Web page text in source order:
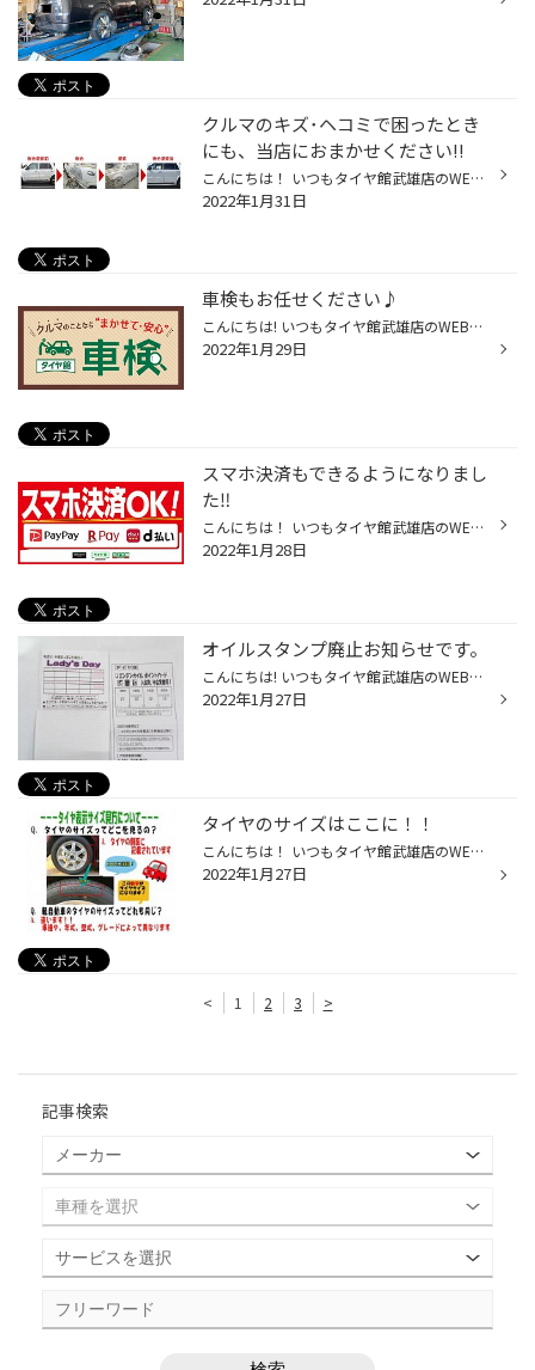
クルマのキズ･ヘコミで困ったとき
にも、当店におまかせください!!
こんにちは！ いつもタイヤ館武雄店のWEBをご覧いただきありがとうございますヽ(^o^)丿 さて、事故やアクシデントによってクルマを傷つけたり 破損させたりした多くの場合、 鋼板からなる一般的な外装パネルやバンパー等の 樹脂製品などを、交換せずに修理することができます。 そのような外装パネ...
2022年1月31日
車検もお任せください♪
こんにちは! いつもタイヤ館武雄店のWEBをご覧いただき有難うございます<(_ _*)> クルマにかかるコストのなかでも、 どうしても避けて通れず、 しかもある程度の金額になるのが「車検」ですね。 けれど車検で点検･整備を行うことは、 快適にクルマのある生活を過ごすためには不可欠。 さらに“これか...
2022年1月29日
スマホ決済もできるようになりまし
た‼︎
こんにちは！ いつもタイヤ館武雄店のWEBをご覧いただきありがとうございます。 タイヤ館武雄店では、お買い物の際、 ・現金払い、クレジットカード払いが利用可能でしたが、 新たにスマホ決済もできるようになりました‼︎ ★Pay Pay ★Rakuten Pay ★d払い 以上、３つが利用可能でございます。 お買...
2022年1月28日
オイルスタンプ廃止お知らせです。
こんにちは! いつもタイヤ館武雄店のWEBをご覧いただき有難うございます<(_ _*)> お客様にお知らせです。 今までオイル交換【レディースデーなど】で スタンプを押していましたが ２０２２年１月をもって廃止いたします。 お客様には大変ご迷惑をお掛け致しますが ご理解のほど宜しくお願い致します...
2022年1月27日
タイヤのサイズはここに！！
こんにちは！ いつもタイヤ館武雄店のWEBをご覧いただきありがとうございます(^^) みなさま、タイヤのサイズがどこに記載していると思いますか？ 実は、タイヤの側面に記載があるんです。 同じ車でもタイヤのサイズはさまざまなんです♪ お電話でタイヤの問い合わせの際はぜひ タイヤの側面をご確認...
2022年1月27日
< 1 2 3 >
記事検索